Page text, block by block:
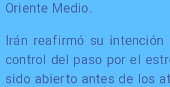
Oriente Medio.
Irán reafirmó su intención
control del paso por el
sido abierto antes de los